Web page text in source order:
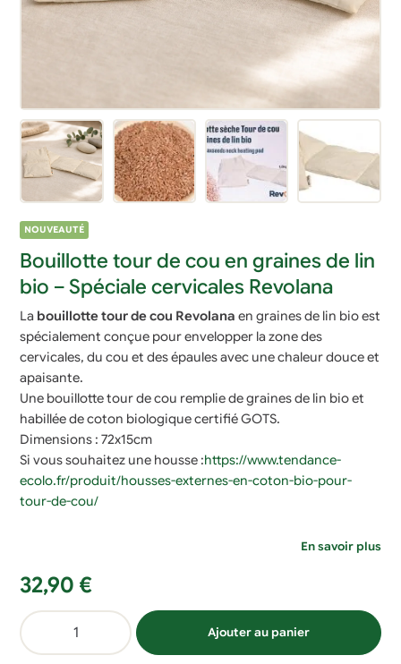
NOUVEAUTÉ
Bouillotte tour de cou en graines de lin
bio – Spéciale cervicales Revolana
La bouillotte tour de cou Revolana en graines de lin bio est
spécialement conçue pour envelopper la zone des
cervicales, du cou et des épaules avec une chaleur douce et
apaisante.
Une bouillotte tour de cou remplie de graines de lin bio et
habillée de coton biologique certifié GOTS.
Dimensions : 72x15cm
Si vous souhaitez une housse :https://www.tendance-
ecolo.fr/produit/housses-externes-en-coton-bio-pour-
tour-de-cou/
En savoir plus
32,90 €
quantité
de
Ajouter au panier